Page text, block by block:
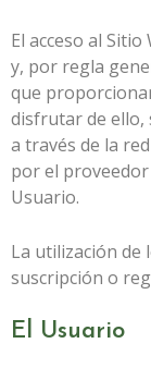
El acceso al
y, por regla
que
disfrutar de ello,
a través de la
por el
Usuario.
La utilización de
suscripción o
El Usuario